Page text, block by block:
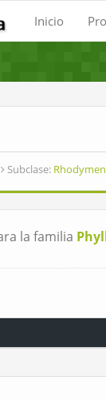
Inicio
Subclase:
la familia